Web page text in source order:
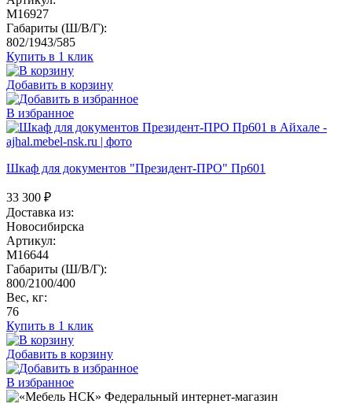
M16927
Габариты (Ш/В/Г):
802/1943/585
Купить в 1 клик
Добавить в корзину
В избранное
Шкаф для документов "Президент-ПРО" Пр601
33 300 ₽
Доставка из:
Новосибирска
Артикул:
M16644
Габариты (Ш/В/Г):
800/2100/400
Вес, кг:
76
Купить в 1 клик
Добавить в корзину
В избранное
Федеральный интернет-магазин